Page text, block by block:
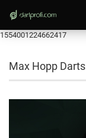
1554001224662417
Max Hopp Darts